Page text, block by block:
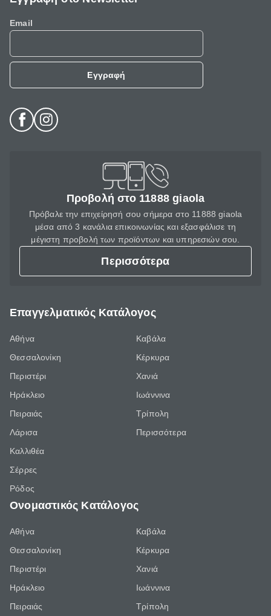
Email
Εγγραφή
Προβολή στο 11888 giaola
Πρόβαλε την επιχείρησή σου σήμερα στο 11888 giaola
μέσα από 3 κανάλια επικοινωνίας και εξασφάλισε τη
μέγιστη προβολή των προϊόντων και υπηρεσιών σου.
Περισσότερα
Επαγγελματικός Κατάλογος
Αθήνα
Θεσσαλονίκη
Περιστέρι
Ηράκλειο
Πειραιάς
Λάρισα
Καλλιθέα
Σέρρες
Ρόδος
Καβάλα
Κέρκυρα
Χανιά
Ιωάννινα
Τρίπολη
Περισσότερα
Ονομαστικός Κατάλογος
Αθήνα
Θεσσαλονίκη
Περιστέρι
Ηράκλειο
Πειραιάς
Καβάλα
Κέρκυρα
Χανιά
Ιωάννινα
Τρίπολη